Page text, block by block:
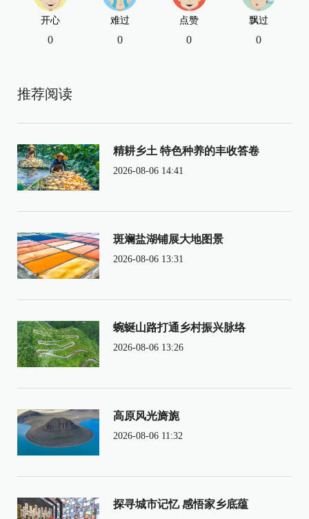
开心
0
难过
0
点赞
0
飘过
0
推荐阅读
精耕乡土 特色种养的丰收答卷
2026-08-06 14:41
斑斓盐湖铺展大地图景
2026-08-06 13:31
蜿蜒山路打通乡村振兴脉络
2026-08-06 13:26
高原风光旖旎
2026-08-06 11:32
探寻城市记忆 感悟家乡底蕴